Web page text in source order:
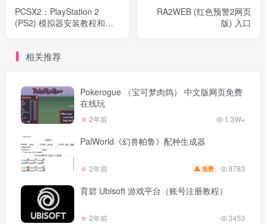
PCSX2：PlayStation 2
(PS2) 模拟器安装教程和下
RA2WEB (红色预警2网页
版) 入口
相关推荐
Pokerogue （宝可梦肉鸽） 中文版网页免费
在线玩
2年前 1.3W+
PalWorld《幻兽帕鲁》配种生成器
2年前 免费 8783
育碧 Ubisoft 游戏平台（账号注册教程）
2年前 3453